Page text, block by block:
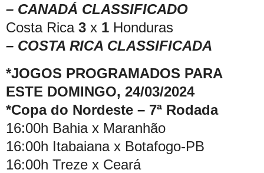
– CANADÁ CLASSIFICADO
Costa Rica 3 x 1 Honduras
– COSTA RICA CLASSIFICADA
*JOGOS PROGRAMADOS PARA
ESTE DOMINGO, 24/03/2024
*Copa do Nordeste – 7ª Rodada
16:00h Bahia x Maranhão
16:00h Itabaiana x Botafogo-PB
16:00h Treze x Ceará